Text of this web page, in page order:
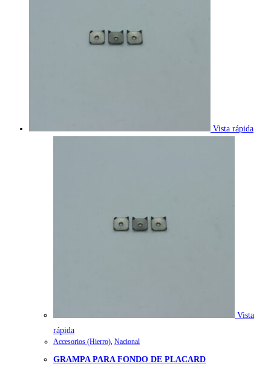
Vista rápida
Vista
rápida
Accesorios (Hierro), Nacional
GRAMPA PARA FONDO DE PLACARD